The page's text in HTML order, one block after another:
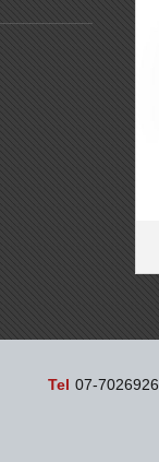
Tel 07-7026926